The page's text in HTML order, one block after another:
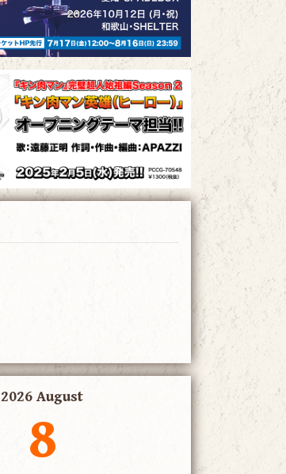
2026 August
8